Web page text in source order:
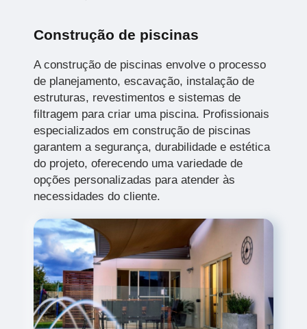
Construção de piscinas
A construção de piscinas envolve o processo
de planejamento, escavação, instalação de
estruturas, revestimentos e sistemas de
filtragem para criar uma piscina. Profissionais
especializados em construção de piscinas
garantem a segurança, durabilidade e estética
do projeto, oferecendo uma variedade de
opções personalizadas para atender às
necessidades do cliente.